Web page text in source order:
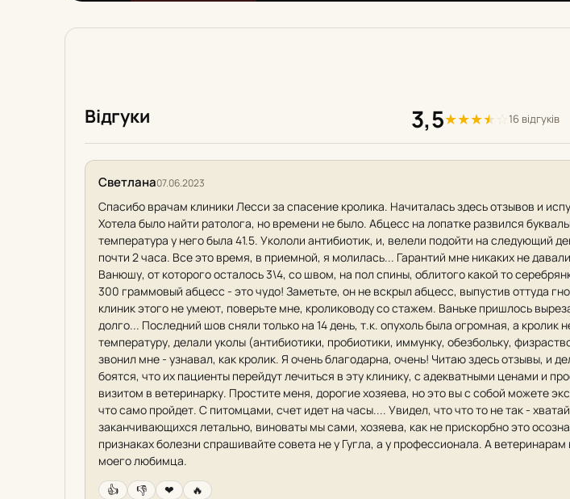
Відгуки 3,5★★★★☆16 відгуків
Светлана07.06.2023
Спасибо врачам клиники Лесси за спасение кролика. Начиталась здесь отзывов и
Хотела было найти ратолога, но времени не было. Абцесс на лопатке развился
температура у него была 41.5. Укололи антибиотик, и, велели подойти на следующий
почти 2 часа. Все это время, в приемной, я молилась... Гарантий мне никаких не
Ванюшу, от которого осталось 3\4, со швом, на пол спины, облитого какой то
300 граммовый абцесс - это чудо! Заметьте, он не вскрыл абцесс, выпустив оттуда
клиник этого не умеют, поверьте мне, кролиководу со стажем. Ваньке пришлось
долго... Последний шов сняли только на 14 день, т.к. опухоль была огромная, а
температуру, делали уколы (антибиотики, пробиотики, иммунку, обезбольку,
звонил мне - узнавал, как кролик. Я очень благодарна, очень! Читаю здесь отзывы, и
боятся, что их пациенты перейдут лечиться в эту клинику, с адекватными ценами и
визитом в ветеринарку. Простите меня, дорогие хозяева, но это вы с собой можете
что само пройдет. С питомцами, счет идет на часы.... Увидел, что что то не так -
заканчивающихся летально, виноваты мы сами, хозяева, как не прискорбно это
признаках болезни спрашивайте совета не у Гугла, а у профессионала. А
моего любимца.
👍
👎 ❤ 🔥